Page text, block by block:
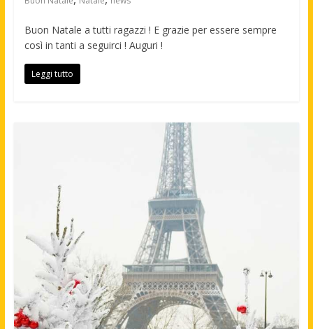
Buon Natale a tutti ragazzi ! E grazie per essere sempre
così in tanti a seguirci ! Auguri !
Leggi tutto